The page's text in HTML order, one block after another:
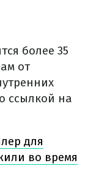
более 35
от
ссылкой на
для
во время